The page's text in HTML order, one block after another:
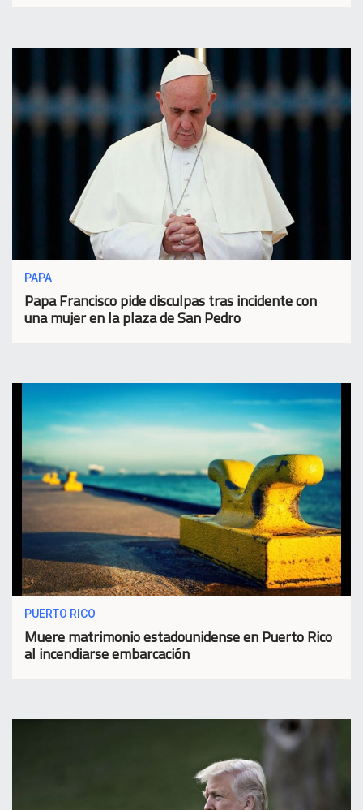
PAPA
Papa Francisco pide disculpas tras incidente con
una mujer en la plaza de San Pedro
PUERTO RICO
Muere matrimonio estadounidense en Puerto Rico
al incendiarse embarcación